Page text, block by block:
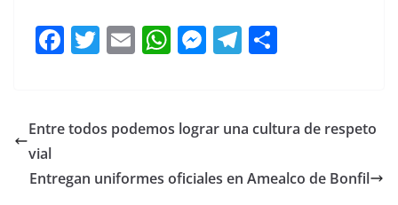
F
e
o
T
er
E
l
W
s
p
M
e
g
T
gr
m
p
tir
Entre todos podemos lograr una cultura de respeto
vial
Entregan uniformes oficiales en Amealco de Bonfil